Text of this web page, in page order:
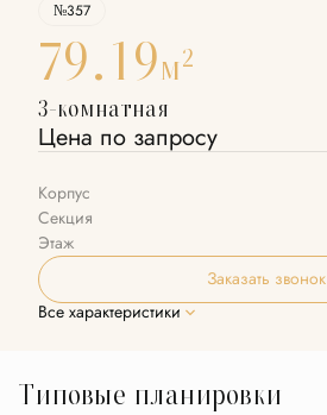
№357
79.19м2
3-комнатная
Цена по запросу
Корпус
Секция
Этаж
Заказать звонок
Все характеристики
Типовые планировки